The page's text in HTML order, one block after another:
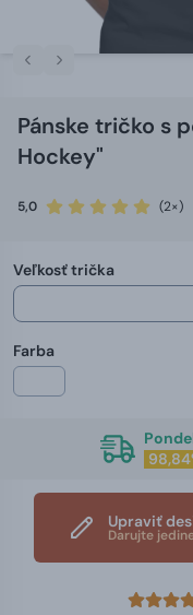
Pánske tričko s
Hockey"
5,0 (2×)
Veľkosť trička
Farba
Upraviť
Darujte